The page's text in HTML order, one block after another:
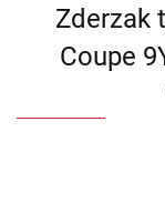
Zderzak
Coupe